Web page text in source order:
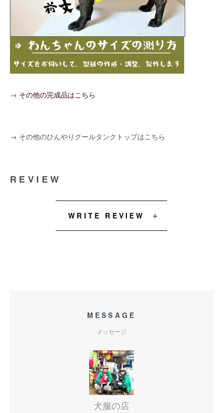
→ その他の完成品はこちら
→ その他のひんやりクールタンクトップはこちら
REVIEW
WRITE REVIEW
MESSAGE
メッセージ
犬服の店